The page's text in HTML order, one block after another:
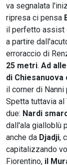
va segnalata
ripresa ci pensa
il perfetto assist
a partire
erroraccio di
25 metri. Ad
di Chiesanuova
il corner di
Spetta tuttavia
due: Nardi
dall'ala gialloblù
anche da Djadji,
capitalizzando
Fiorentino, il